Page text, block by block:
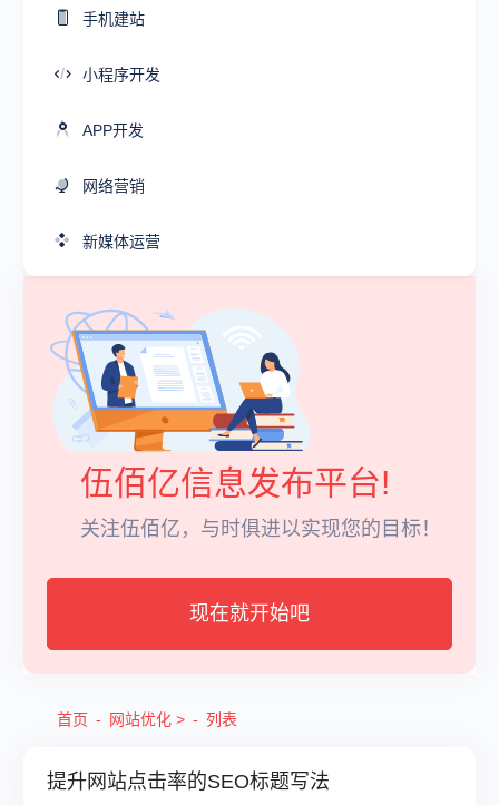
手机建站
小程序开发
APP开发
网络营销
新媒体运营
伍佰亿信息发布平台!
关注伍佰亿，与时俱进以实现您的目标！
现在就开始吧
首页 网站优化 > 列表
提升网站点击率的SEO标题写法